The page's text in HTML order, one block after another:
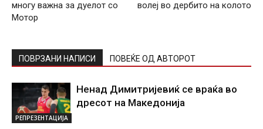
многу важна за дуелот со
Мотор
волеј во дербито на колото
ПОВРЗАНИ НАПИСИ ПОВЕЌЕ ОД АВТОРОТ
РЕПРЕЗЕНТАЦИЈА
Ненад Димитријевиќ се враќа во
дресот на Македонија